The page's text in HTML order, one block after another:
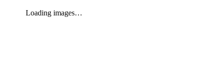
Loading images…